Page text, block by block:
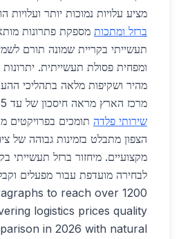
מציע עלויות נמוכות יותר ועלויות
ברזל ומתכות מספקת פתרונות
תעשייתי בקריית שמונה תורם
ומפחית פסולת תעשייתית. יתרונות
מהיר ושקיפות מלאה בתהליכי
מרכז הארץ מראה חיסכון של עד 15 אחוז בעלויות.
שירותי פלדה
הצפון מתבלט בזמינות גבוהה של
מקצועיים. מיחזור ברזל תעשייתי
to reach over 1200
logistics prices quality
in 2026 with natural